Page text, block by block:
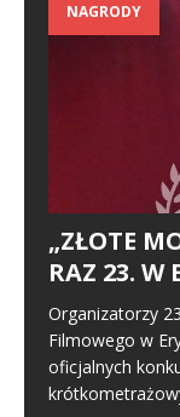
NAGRODY
„ZŁOTE
RAZ 23. W
Organizatorzy
Filmowego w
oficjalnych